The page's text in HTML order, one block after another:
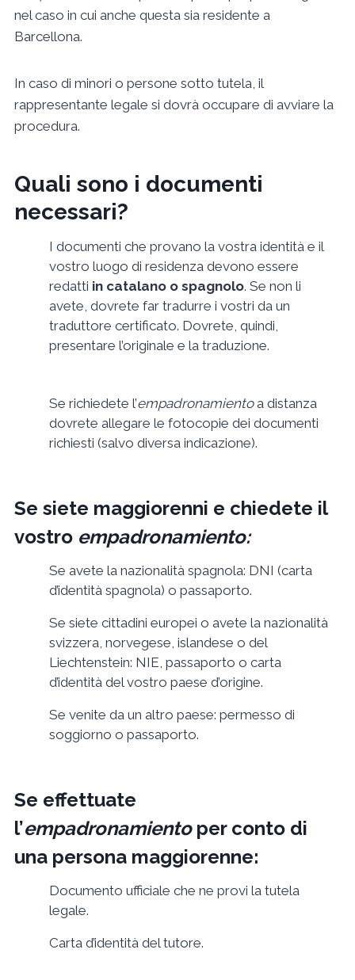
nel caso in cui anche questa sia residente a
Barcellona.
In caso di minori o persone sotto tutela, il
rappresentante legale si dovrà occupare di avviare la
procedura.
Quali sono i documenti
necessari?
I documenti che provano la vostra identità e il
vostro luogo di residenza devono essere
redatti in catalano o spagnolo. Se non li
avete, dovrete far tradurre i vostri da un
traduttore certificato. Dovrete, quindi,
presentare l’originale e la traduzione.
Se richiedete l’empadronamientoa distanza
dovrete allegare le fotocopie dei documenti
richiesti (salvo diversa indicazione).
Se siete maggiorenni e chiedete il
vostro empadronamiento:
Se avete la nazionalità spagnola: DNI (carta
d’identità spagnola) o passaporto.
Se siete cittadini europei o avete la nazionalità
svizzera, norvegese, islandese o del
Liechtenstein: NIE, passaporto o carta
d’identità del vostro paese d’origine.
Se venite da un altro paese: permesso di
soggiorno o passaporto.
Se effettuate
l’empadronamientoper conto di
una persona maggiorenne:
Documento ufficiale che ne provi la tutela
legale.
Carta d’identità del tutore.